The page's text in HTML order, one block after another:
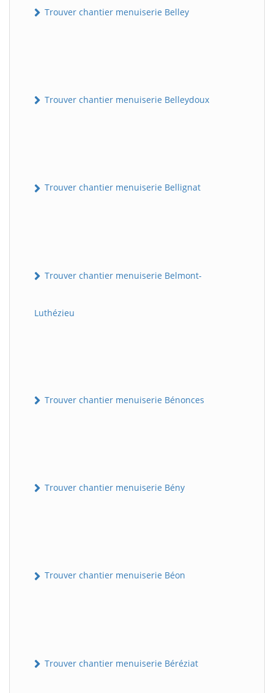
Trouver chantier menuiserie Belley
Trouver chantier menuiserie Belleydoux
Trouver chantier menuiserie Bellignat
Trouver chantier menuiserie Belmont-
Luthézieu
Trouver chantier menuiserie Bénonces
Trouver chantier menuiserie Bény
Trouver chantier menuiserie Béon
Trouver chantier menuiserie Béréziat